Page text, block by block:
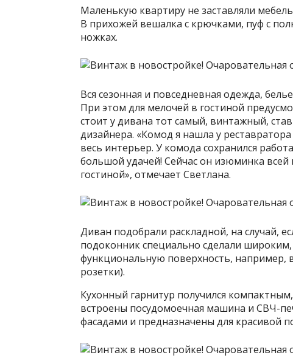
Маленькую квартиру не заставляли
В прихожей вешалка с крючками, пуф с
ножках.
Вся сезонная и повседневная одежда,
При этом для мелочей в гостиной
стоит у дивана тот самый, винтажный,
дизайнера. «Комод я нашла у
весь интерьер. У комода сохранился
большой удачей! Сейчас он изюминка
гостиной», отмечает Светлана.
Диван подобрали раскладной, на случай,
подоконник специально сделали
функциональную поверхность, например,
розетки).
Кухонный гарнитур получился
встроены посудомоечная машина и СВЧ-
фасадами и предназначены для красивой